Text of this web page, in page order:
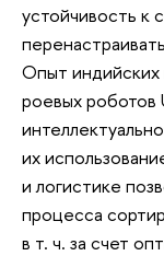
устойчивость к
Опыт
роевых роботов
их
и логистике
процесса
в т. ч. за счет